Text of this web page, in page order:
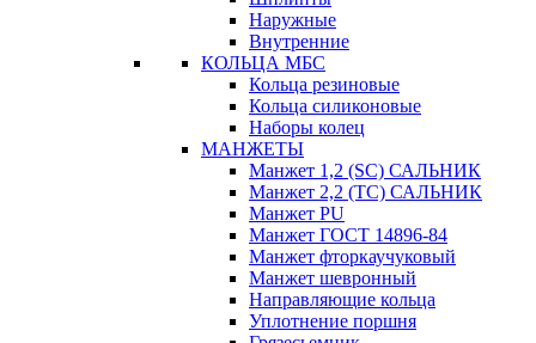
Наружные
Внутренние
КОЛЬЦА МБС
Кольца резиновые
Кольца силиконовые
Наборы колец
МАНЖЕТЫ
Манжет 1,2 (SC) САЛЬНИК
Манжет 2,2 (ТС) САЛЬНИК
Манжет PU
Манжет ГОСТ 14896-84
Манжет фторкаучуковый
Манжет шевронный
Направляющие кольца
Уплотнение поршня